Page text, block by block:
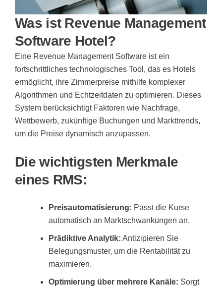
Was ist Revenue Management
Software Hotel?
Eine Revenue Management Software ist ein
fortschrittliches technologisches Tool, das es Hotels
ermöglicht, ihre Zimmerpreise mithilfe komplexer
Algorithmen und Echtzeitdaten zu optimieren. Dieses
System berücksichtigt Faktoren wie Nachfrage,
Wettbewerb, zukünftige Buchungen und Markttrends,
um die Preise dynamisch anzupassen.
Die wichtigsten Merkmale
eines RMS:
Preisautomatisierung: Passt die Kurse
automatisch an Marktschwankungen an.
Prädiktive Analytik: Antizipieren Sie
Belegungsmuster, um die Rentabilität zu
maximieren.
Optimierung über mehrere Kanäle: Sorgt